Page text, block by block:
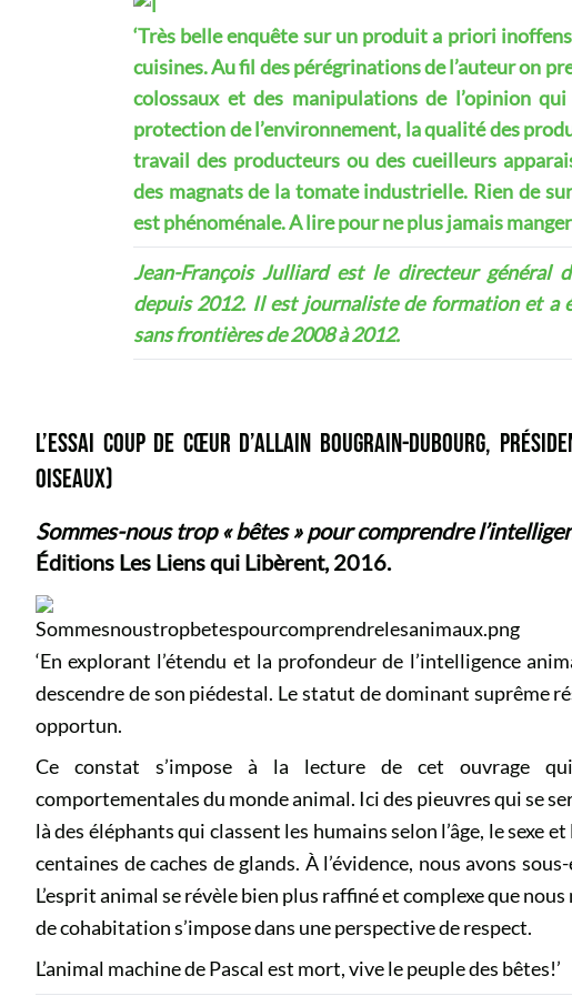
‘Très belle enquête sur un produit a priori
cuisines. Au fil des pérégrinations de l’auteur on
colossaux et des manipulations de l’opinion
protection de l’environnement, la qualité des
travail des producteurs ou des cueilleurs
des magnats de la tomate industrielle. Rien de
est phénoménale. A lire pour ne plus jamais
Jean-François Julliardest le directeur général
depuis 2012. Il est journaliste de formation et a
sans frontières de 2008 à 2012.
L’ESSAI COUP DE CŒUR D’ALLAIN BOUGRAIN-DUBOURG,
OISEAUX)
Sommes-nous trop « bêtes » pour comprendre
Éditions Les Liens qui Libèrent, 2016.
‘En explorant l’étendu et la profondeur de l’intelligence
descendre de son piédestal. Le statut de dominant suprême
opportun.
Ce constat s’impose à la lecture de cet ouvrage
comportementales du monde animal. Ici des pieuvres qui se
là des éléphants qui classent les humains selon l’âge, le sexe
centaines de caches de glands. À l’évidence, nous avons
L’esprit animal se révèle bien plus raffiné et complexe que
de cohabitation s’impose dans une perspective de respect.
L’animal machine de Pascal est mort, vive le peuple des bêtes!’